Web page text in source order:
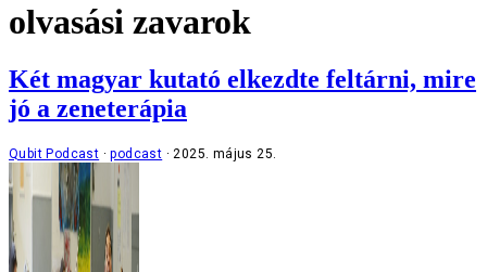
olvasási zavarok
Két magyar kutató elkezdte feltárni, mire
jó a zeneterápia
Qubit Podcast podcast 2025. május 25.